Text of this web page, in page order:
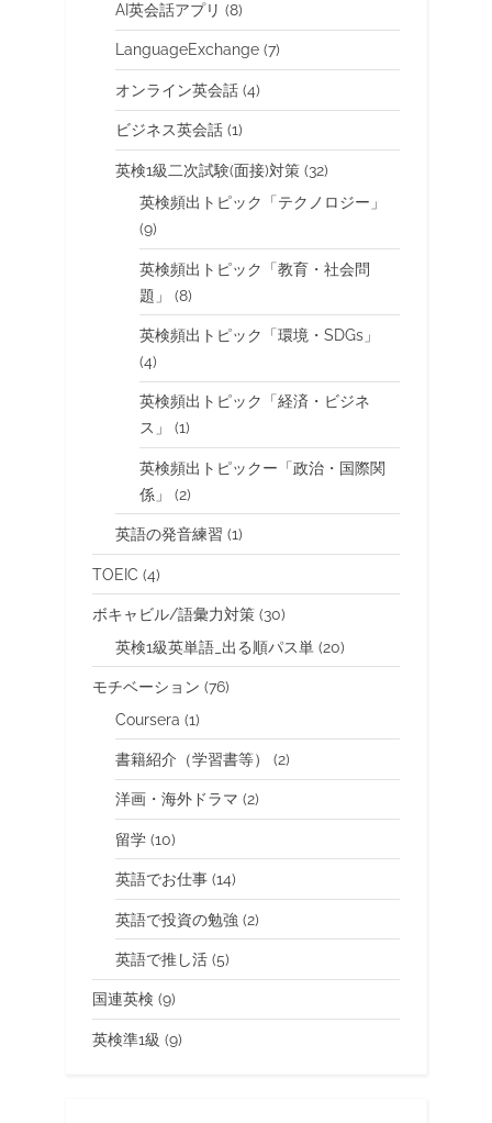
AI英会話アプリ (8)
LanguageExchange (7)
オンライン英会話 (4)
ビジネス英会話 (1)
英検1級二次試験(面接)対策 (32)
英検頻出トピック「テクノロジー」
(9)
英検頻出トピック「教育・社会問
題」
(8)
英検頻出トピック「環境・SDGs」
(4)
英検頻出トピック「経済・ビジネ
ス」
(1)
英検頻出トピックー「政治・国際関
係」
(2)
英語の発音練習 (1)
TOEIC (4)
ボキャビル/語彙力対策 (30)
英検1級英単語_出る順パス単 (20)
モチベーション (76)
Coursera (1)
書籍紹介（学習書等） (2)
洋画・海外ドラマ (2)
留学 (10)
英語でお仕事 (14)
英語で投資の勉強 (2)
英語で推し活 (5)
国連英検 (9)
英検準1級 (9)